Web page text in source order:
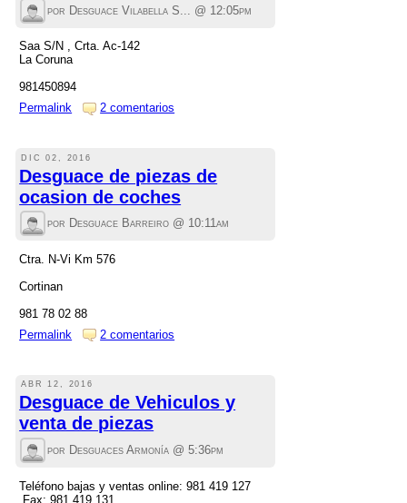
por Desguace Vilabella S... @ 12:05pm
Saa S/N , Crta. Ac-142
La Coruna
981450894
Permalink
2 comentarios
DIC 02, 2016
Desguace de piezas de
ocasion de coches
por Desguace Barreiro @ 10:11am
Ctra. N-Vi Km 576
Cortinan
981 78 02 88
Permalink
2 comentarios
ABR 12, 2016
Desguace de Vehiculos y
venta de piezas
por Desguaces Armonía @5:36pm
Teléfono bajas y ventas online: 981 419 127
Fax: 981 419 131